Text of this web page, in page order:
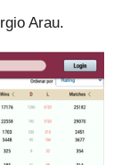
Arau.